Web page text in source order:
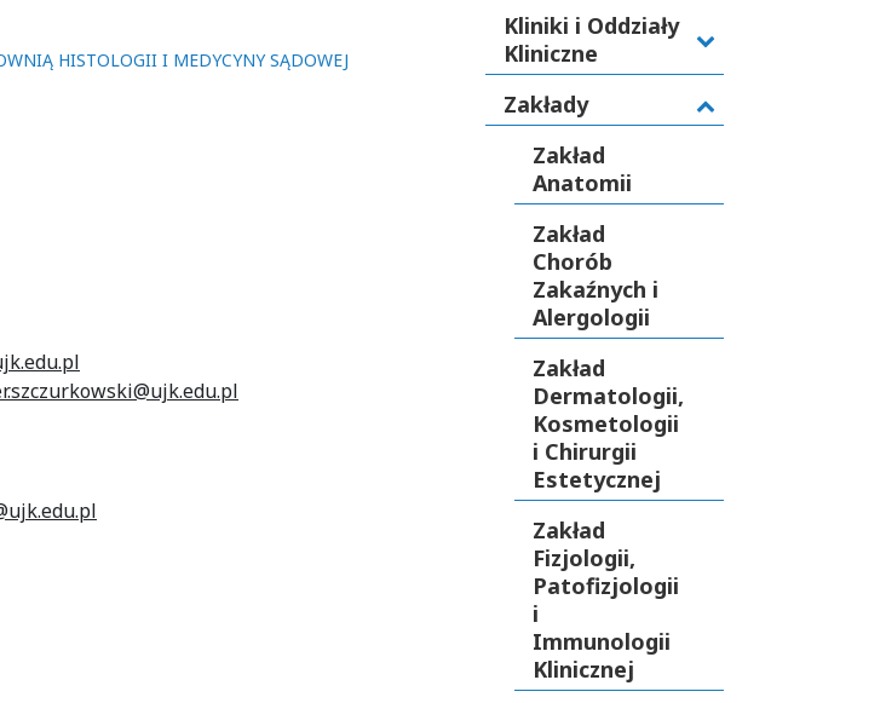
HISTOLOGII I MEDYCYNY SĄDOWEJ
Kliniki i Oddziały
Kliniczne
Zakłady
Zakład
Anatomii
Zakład
Chorób
Zakaźnych i
Alergologii
Zakład
Dermatologii,
Kosmetologii
i Chirurgii
Estetycznej
Zakład
Fizjologii,
Patofizjologii
i
Immunologii
Klinicznej